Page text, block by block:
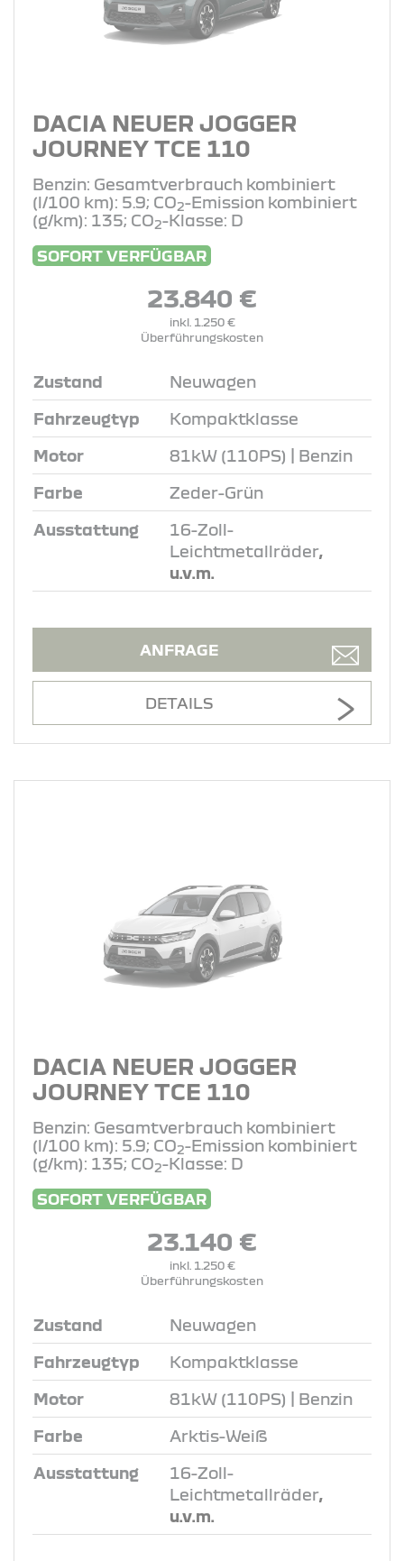
DACIA NEUER JOGGER
JOURNEY TCE 110
Benzin: Gesamtverbrauch kombiniert
(l/100 km): 5.9; CO2-Emission kombiniert
(g/km): 135; CO2-Klasse: D
SOFORT VERFÜGBAR
23.840 €
inkl. 1.250 €
Überführungskosten
Zustand Neuwagen
Fahrzeugtyp Kompaktklasse
Motor 81kW (110PS) | Benzin
Farbe Zeder-Grün
Ausstattung
16-Zoll-
Leichtmetallräder,
u.v.m.
ANFRAGE
DETAILS
DACIA NEUER JOGGER
JOURNEY TCE 110
Benzin: Gesamtverbrauch kombiniert
(l/100 km): 5.9; CO2-Emission kombiniert
(g/km): 135; CO2-Klasse: D
SOFORT VERFÜGBAR
23.140 €
inkl. 1.250 €
Überführungskosten
Zustand Neuwagen
Fahrzeugtyp Kompaktklasse
Motor 81kW (110PS) | Benzin
Farbe Arktis-Weiß
Ausstattung
16-Zoll-
Leichtmetallräder,
u.v.m.